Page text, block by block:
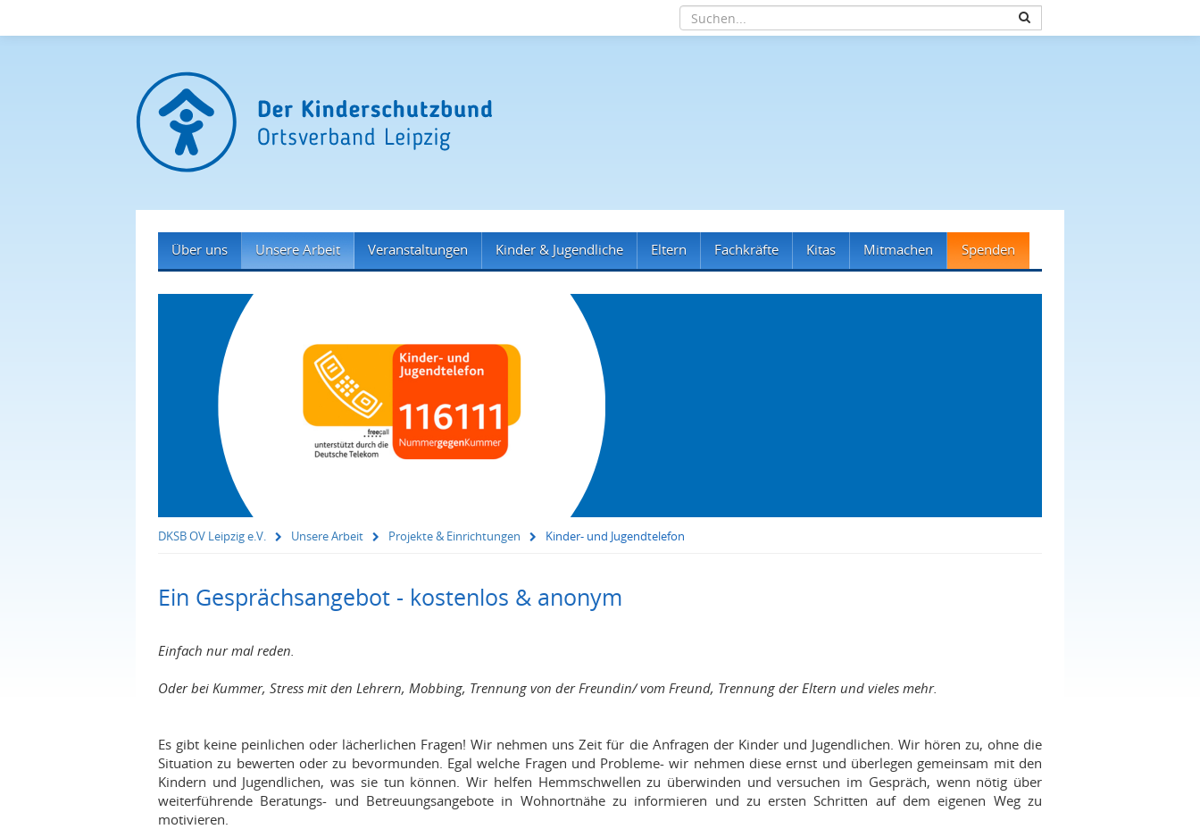
Über uns Unsere Arbeit Veranstaltungen Kinder & Jugendliche Eltern Fachkräfte Kitas Mitmachen Spenden
DKSB OV Leipzig e.V. Unsere Arbeit Projekte & Einrichtungen Kinder- und Jugendtelefon
Ein Gesprächsangebot - kostenlos & anonym
Einfach nur mal reden.
Oder bei Kummer, Stress mit den Lehrern, Mobbing, Trennung von der Freundin/ vom Freund, Trennung der Eltern und vieles mehr.
Es gibt keine peinlichen oder lächerlichen Fragen! Wir nehmen uns Zeit für die Anfragen der Kinder und Jugendlichen. Wir hören zu, ohne die
Situation zu bewerten oder zu bevormunden. Egal welche Fragen und Probleme- wir nehmen diese ernst und überlegen gemeinsam mit den
Kindern und Jugendlichen, was sie tun können. Wir helfen Hemmschwellen zu überwinden und versuchen im Gespräch, wenn nötig über
weiterführende Beratungs- und Betreuungsangebote in Wohnortnähe zu informieren und zu ersten Schritten auf dem eigenen Weg zu
motivieren.